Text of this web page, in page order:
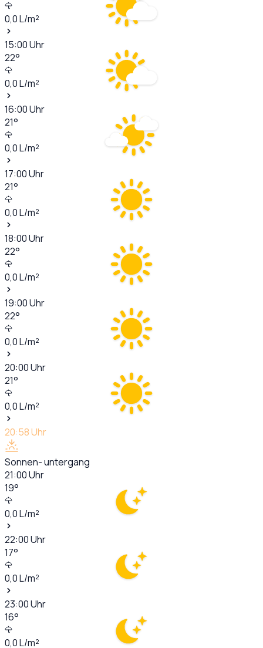
0,0L/m²
15:00Uhr
22°
0,0L/m²
16:00Uhr
21°
0,0L/m²
17:00Uhr
21°
0,0L/m²
18:00Uhr
22°
0,0L/m²
19:00Uhr
22°
0,0L/m²
20:00Uhr
21°
0,0L/m²
20:58Uhr
Sonnen- untergang
21:00Uhr
19°
0,0L/m²
22:00Uhr
17°
0,0L/m²
23:00Uhr
16°
0,0L/m²